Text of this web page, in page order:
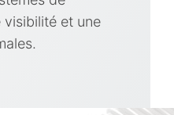
visibilité et une